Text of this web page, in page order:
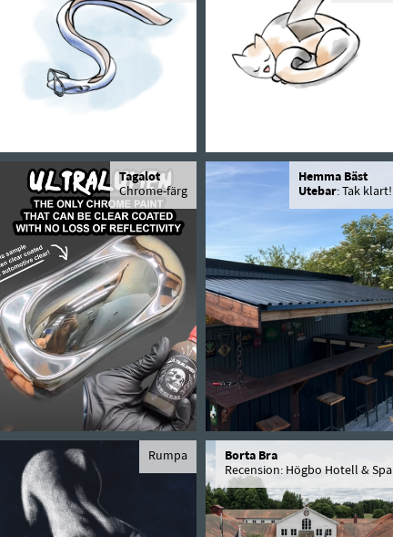
Tagalot
Chrome-färg
Hemma Bäst
Utebar: Tak klart!
Rumpa
Borta Bra
Recension: Högbo Hotell & Spa